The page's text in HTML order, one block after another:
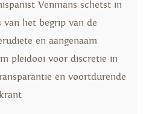
Venmans schetst in
van het begrip van de
en aangenaam
pleidooi voor discretie in
en voortdurende